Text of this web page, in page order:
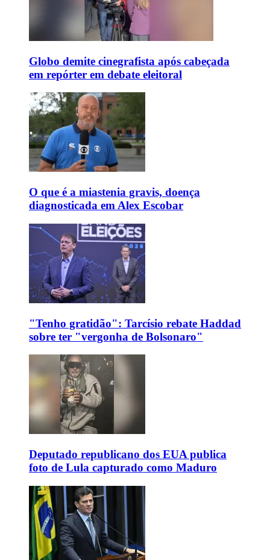
Globo demite cinegrafista após cabeçada
em repórter em debate eleitoral
O que é a miastenia gravis, doença
diagnosticada em Alex Escobar
"Tenho gratidão": Tarcísio rebate Haddad
sobre ter "vergonha de Bolsonaro"
Deputado republicano dos EUA publica
foto de Lula capturado como Maduro